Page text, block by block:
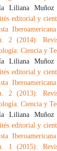
Liliana Muñoz
editorial y
2 (2014):
Ciencia y
Liliana Muñoz
editorial y
2 (2013):
Ciencia y
Liliana Muñoz
editorial y
1 (2015):